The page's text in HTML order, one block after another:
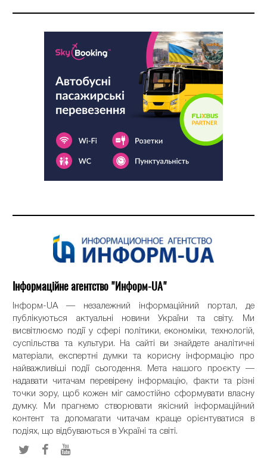
Інформаційне агентство "Информ-UA"
Інформ-UA — незалежний інформаційний портал, де
публікуються актуальні новини України та світу. Ми
висвітлюємо події у сфері політики, економіки, технологій,
суспільства та культури. На сайті ви знайдете аналітичні
матеріали, експертні думки та корисну інформацію про
найважливіші події сьогодення. Мета нашого проєкту —
надавати читачам перевірену інформацію, факти та різні
точки зору, щоб кожен міг самостійно сформувати власну
думку. Ми прагнемо створювати якісний інформаційний
контент та допомагати читачам краще орієнтуватися в
подіях, що відбуваються в Україні та світі.